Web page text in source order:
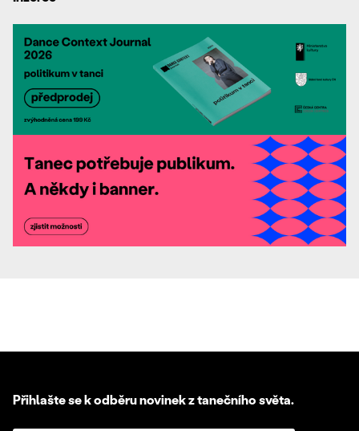
Přihlašte se k odběru novinek z tanečního světa.